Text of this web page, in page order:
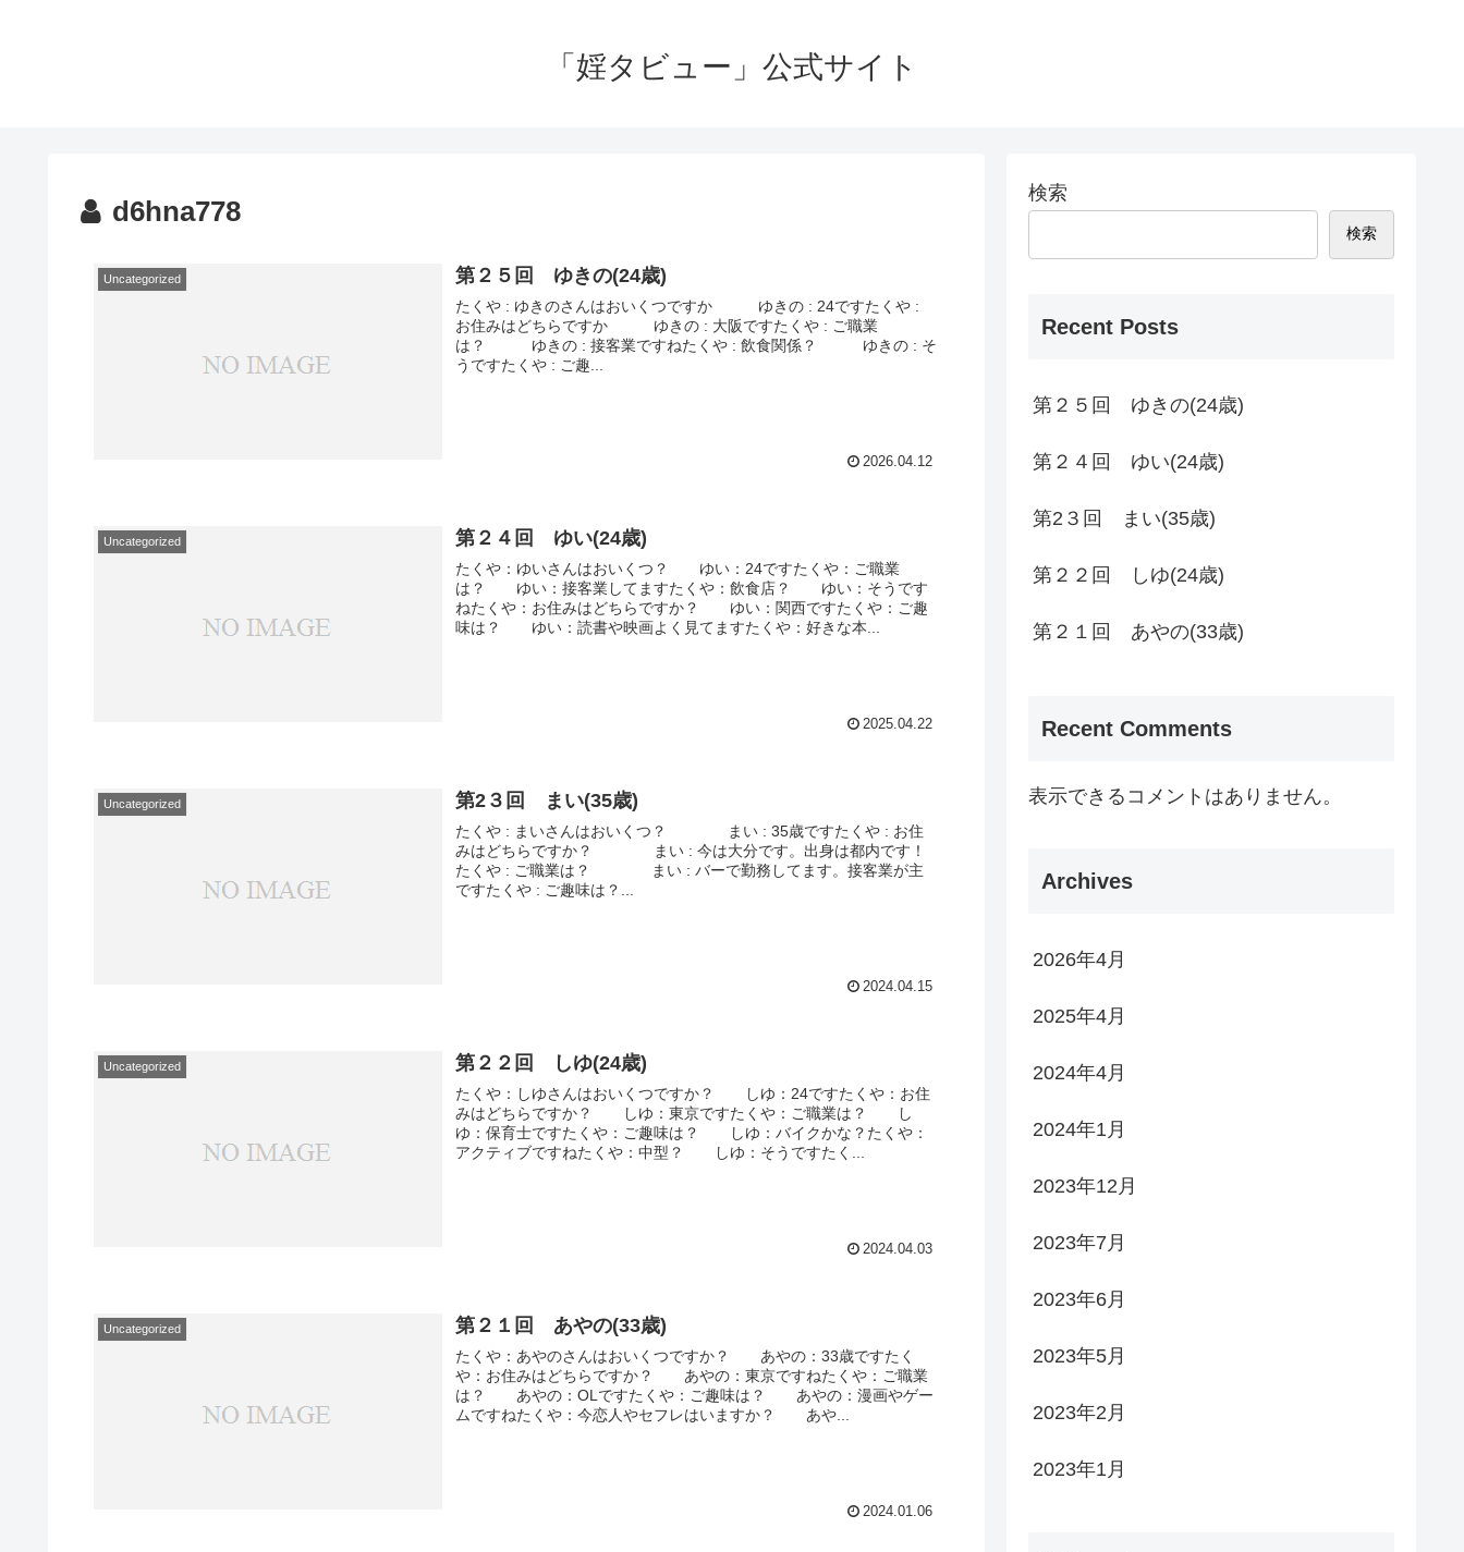
「婬タビュー」公式サイト
d6hna778
Uncategorized 第２５回 ゆきの(24歳)
たくや : ゆきのさんはおいくつですか ゆきの : 24ですたくや :
お住みはどちらですか ゆきの : 大阪ですたくや : ご職業
は？ ゆきの : 接客業ですねたくや : 飲食関係？ ゆきの : そ
うですたくや : ご趣...
2026.04.12
Uncategorized 第２４回 ゆい(24歳)
たくや：ゆいさんはおいくつ？ ゆい：24ですたくや：ご職業
は？ ゆい：接客業してますたくや：飲食店？ ゆい：そうです
ねたくや：お住みはどちらですか？ ゆい：関西ですたくや：ご趣
味は？ ゆい：読書や映画よく見てますたくや：好きな本...
2025.04.22
Uncategorized 第2３回 まい(35歳)
たくや : まいさんはおいくつ？ まい : 35歳ですたくや : お住
みはどちらですか？ まい : 今は大分です。出身は都内です！
たくや : ご職業は？ まい : バーで勤務してます。接客業が主
ですたくや : ご趣味は？...
2024.04.15
Uncategorized 第２２回 しゆ(24歳)
たくや：しゆさんはおいくつですか？ しゆ：24ですたくや：お住
みはどちらですか？ しゆ：東京ですたくや：ご職業は？ し
ゆ：保育士ですたくや：ご趣味は？ しゆ：バイクかな？たくや：
アクティブですねたくや：中型？ しゆ：そうですたく...
2024.04.03
Uncategorized 第２１回 あやの(33歳)
たくや：あやのさんはおいくつですか？ あやの：33歳ですたく
や：お住みはどちらですか？ あやの：東京ですねたくや：ご職業
は？ あやの：OLですたくや：ご趣味は？ あやの：漫画やゲー
ムですねたくや：今恋人やセフレはいますか？ あや...
2024.01.06
検索
検索
Recent Posts
第２５回 ゆきの(24歳)
第２４回 ゆい(24歳)
第2３回 まい(35歳)
第２２回 しゆ(24歳)
第２１回 あやの(33歳)
Recent Comments
表示できるコメントはありません。
Archives
2026年4月
2025年4月
2024年4月
2024年1月
2023年12月
2023年7月
2023年6月
2023年5月
2023年2月
2023年1月